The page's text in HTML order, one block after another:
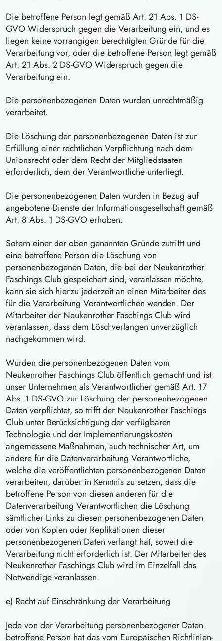
Die betroffene Person legt gemäß Art. 21 Abs. 1 DS-
GVO Widerspruch gegen die Verarbeitung ein, und es
liegen keine vorrangigen berechtigten Gründe für die
Verarbeitung vor, oder die betroffene Person legt gemäß
Art. 21 Abs. 2 DS-GVO Widerspruch gegen die
Verarbeitung ein.
Die personenbezogenen Daten wurden unrechtmäßig
verarbeitet.
Die Löschung der personenbezogenen Daten ist zur
Erfüllung einer rechtlichen Verpflichtung nach dem
Unionsrecht oder dem Recht der Mitgliedstaaten
erforderlich, dem der Verantwortliche unterliegt.
Die personenbezogenen Daten wurden in Bezug auf
angebotene Dienste der Informationsgesellschaft gemäß
Art. 8 Abs. 1 DS-GVO erhoben.
Sofern einer der oben genannten Gründe zutrifft und
eine betroffene Person die Löschung von
personenbezogenen Daten, die bei der Neukenrother
Faschings Club gespeichert sind, veranlassen möchte,
kann sie sich hierzu jederzeit an einen Mitarbeiter des
für die Verarbeitung Verantwortlichen wenden. Der
Mitarbeiter der Neukenrother Faschings Club wird
veranlassen, dass dem Löschverlangen unverzüglich
nachgekommen wird.
Wurden die personenbezogenen Daten vom
Neukenrother Faschings Club öffentlich gemacht und ist
unser Unternehmen als Verantwortlicher gemäß Art. 17
Abs. 1 DS-GVO zur Löschung der personenbezogenen
Daten verpflichtet, so trifft der Neukenrother Faschings
Club unter Berücksichtigung der verfügbaren
Technologie und der Implementierungskosten
angemessene Maßnahmen, auch technischer Art, um
andere für die Datenverarbeitung Verantwortliche,
welche die veröffentlichten personenbezogenen Daten
verarbeiten, darüber in Kenntnis zu setzen, dass die
betroffene Person von diesen anderen für die
Datenverarbeitung Verantwortlichen die Löschung
sämtlicher Links zu diesen personenbezogenen Daten
oder von Kopien oder Replikationen dieser
personenbezogenen Daten verlangt hat, soweit die
Verarbeitung nicht erforderlich ist. Der Mitarbeiter des
Neukenrother Faschings Club wird im Einzelfall das
Notwendige veranlassen.
e) Recht auf Einschränkung der Verarbeitung
Jede von der Verarbeitung personenbezogener Daten
betroffene Person hat das vom Europäischen Richtlinien-